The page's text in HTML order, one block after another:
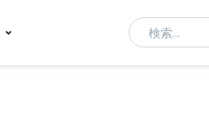
Search